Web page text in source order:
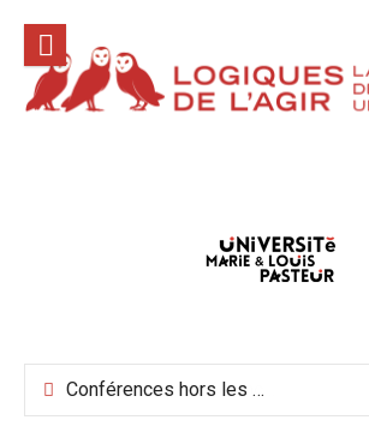
contenu
Conférences hors les murs mai-juin-juillet 2026